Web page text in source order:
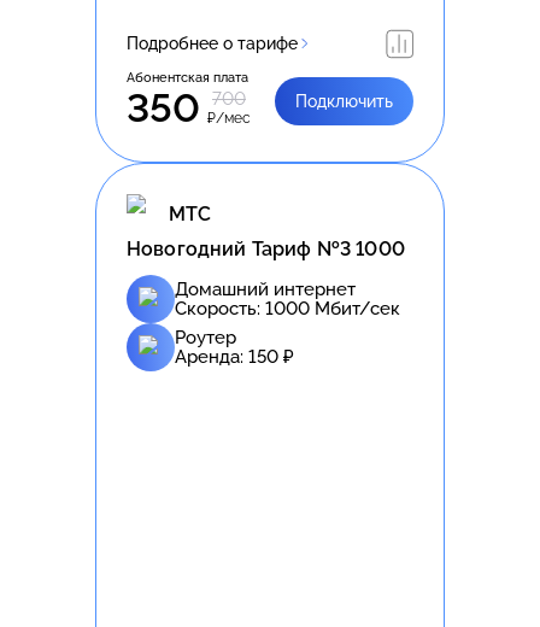
Подробнее о тарифе
Абонентская плата
350 700
₽/мес
Подключить
МТС
Новогодний Тариф №3 1000
Домашний интернет
Скорость: 1000 Мбит/сек
Роутер
Аренда: 150 ₽